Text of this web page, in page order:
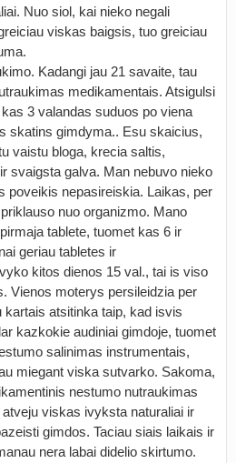
Nuo siol, kai nieko negali
viskas baigsis, tuo greiciau
Kadangi jau 21 savaite, tau
medikamentais. Atsigulsi
3 valandas suduos po viena
skatins gimdyma.. Esu skaicius,
vaistu bloga, krecia saltis,
svaigsta galva. Man nebuvo nieko
poveikis nepasireiskia. Laikas, per
nuo organizmo. Mano
tablete, tuomet kas 6 ir
geriau tabletes ir
kitos dienos 15 val., tai is viso
Vienos moterys persileidzia per
atsitinka taip, kad isvis
kazkokie audiniai gimdoje, tuomet
salinimas instrumentais,
miegant viska sutvarko. Sakoma,
nestumo nutraukimas
viskas ivyksta naturaliai ir
gimdos. Taciau siais laikais ir
nera labai didelio skirtumo.